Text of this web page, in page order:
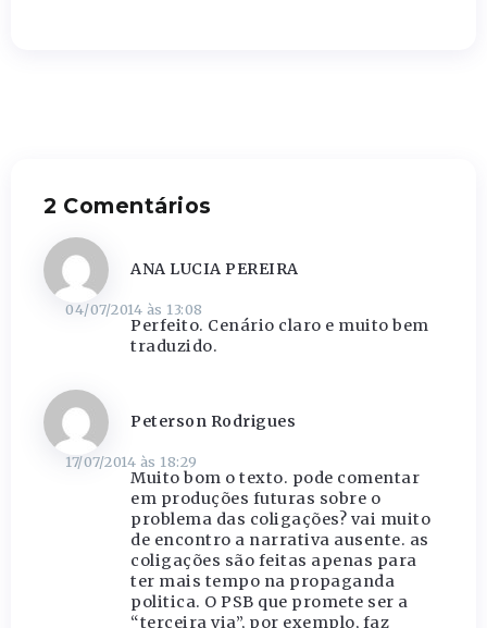
2 Comentários
ANA LUCIA PEREIRA
04/07/2014 às 13:08
Perfeito. Cenário claro e muito bem
traduzido.
Peterson Rodrigues
17/07/2014 às 18:29
Muito bom o texto. pode comentar
em produções futuras sobre o
problema das coligações? vai muito
de encontro a narrativa ausente. as
coligações são feitas apenas para
ter mais tempo na propaganda
politica. O PSB que promete ser a
“terceira via”, por exemplo, faz